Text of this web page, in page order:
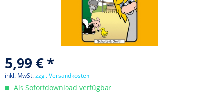
5,99 € *
inkl. MwSt.zzgl. Versandkosten
Als Sofortdownload verfügbar